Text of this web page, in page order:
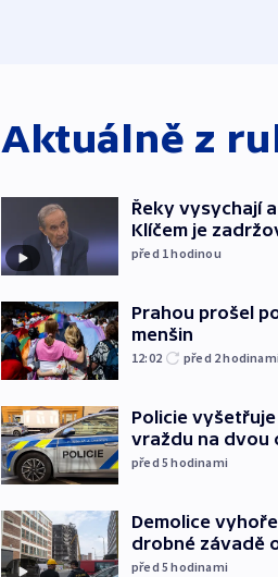
Aktuálně z
Řeky vysychají
Klíčem je
před 1hodinou
Prahou prošel
menšin
12:02 před 2hodinami
Policie
vraždu na dvou
před 5hodinami
Demolice
drobné závadě
před 5hodinami